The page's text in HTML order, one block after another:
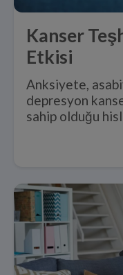
Kanser
Etkisi
Anksiyete,
depresyon
sahip olduğu